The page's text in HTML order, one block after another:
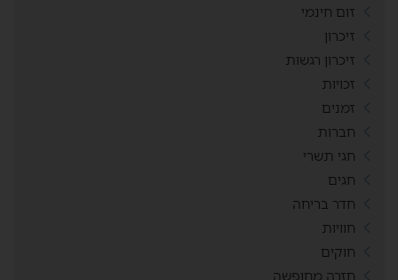
זום חינמי
זיכרון
זיכרון רגשות
זכויות
זמנים
חברות
חגי תשרי
חגים
חדר בריחה
חוויות
חוקים